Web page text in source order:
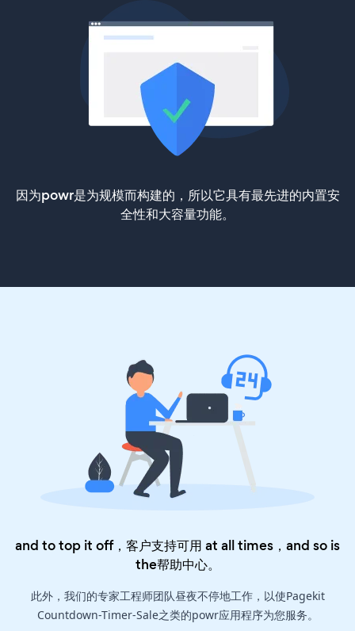
因为powr是为规模而构建的，所以它具有最先进的内置安
全性和大容量功能。
and to top it off，客户支持可用 at all times，and so is
the帮助中心。
此外，我们的专家工程师团队昼夜不停地工作，以使Pagekit
Countdown-Timer-Sale之类的powr应用程序为您服务。